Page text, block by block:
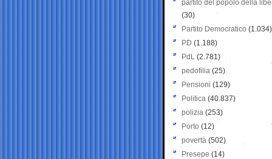
partito del popolo della
(30)
Partito Democratico (1.034)
PD (1.188)
PdL (2.781)
pedofilia (25)
Pensioni (129)
Politica (40.837)
polizia (253)
Porto (12)
povertà (502)
Presepe (14)